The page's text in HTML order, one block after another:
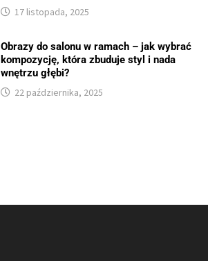
17 listopada, 2025
Obrazy do salonu w ramach – jak wybrać
kompozycję, która zbuduje styl i nada
wnętrzu głębi?
22 października, 2025